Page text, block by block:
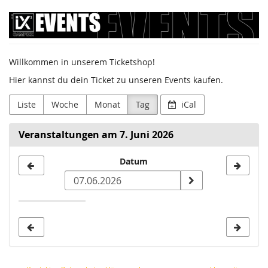
Zum
Haupt-
Inhalt
Sumago
GmbH
/
Campixx
Willkommen in unserem Ticketshop!
Hier kannst du dein Ticket zu unseren Events kaufen.
Liste Woche Monat Tag iCal
Veranstaltungen am 7. Juni 2026
zur
Anzeige
Datum